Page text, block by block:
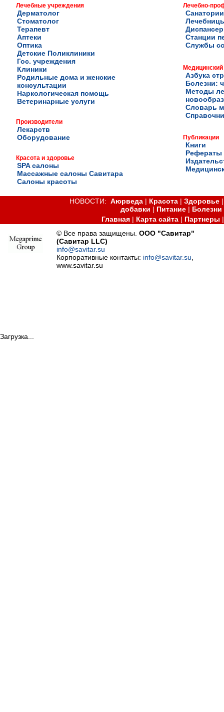
Лечебные учреждения
Дерматолог
Стоматолог
Терапевт
Аптеки
Оптика
Детские Поликлиники
Гос. учреждения
Клиники
Родильные дома и женские
консультации
Наркологическая помощь
Ветеринарные услуги
Производители
Лекарств
Оборудование
Красота и здоровье
SPA салоны
Массажные салоны Савитара
Салоны красоты
Лечебно-
Станции
Службы
Медицинский
Азбука
Болезни:
Методы
Словарь
Публикации
Книги
Рефераты
НОВОСТИ:Аюрведа | Красота |Здоровье
добавки | Питание| Болезни
Главная| Карта сайта| Партнеры
© Все права защищены.ООО "Савитар"
(Савитар LLC)
info@savitar.su
Корпоративные контакты: info@savitar.su
www.savitar.su
Загрузка...